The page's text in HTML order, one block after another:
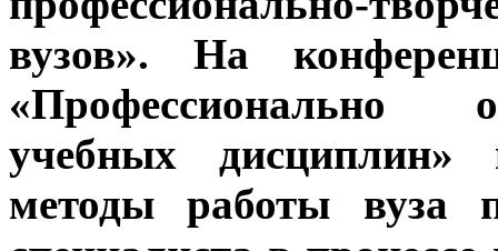
вузов». На
«Профессионально
учебных
методы работы вуза